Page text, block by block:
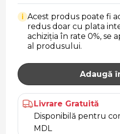
i Acest produs poate fi
redus doar cu plata
achiziția în rate 0%, se
al produsului.
Adaugă
Livrare Gratuită
Disponibilă pentru
MDL